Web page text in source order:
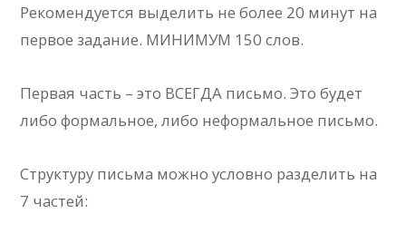
Рекомендуется выделить не более 20 минут на
первое задание. МИНИМУМ 150 слов.
Первая часть – это ВСЕГДА письмо. Это будет
либо формальное, либо неформальное письмо.
Структуру письма можно условно разделить на
7 частей: